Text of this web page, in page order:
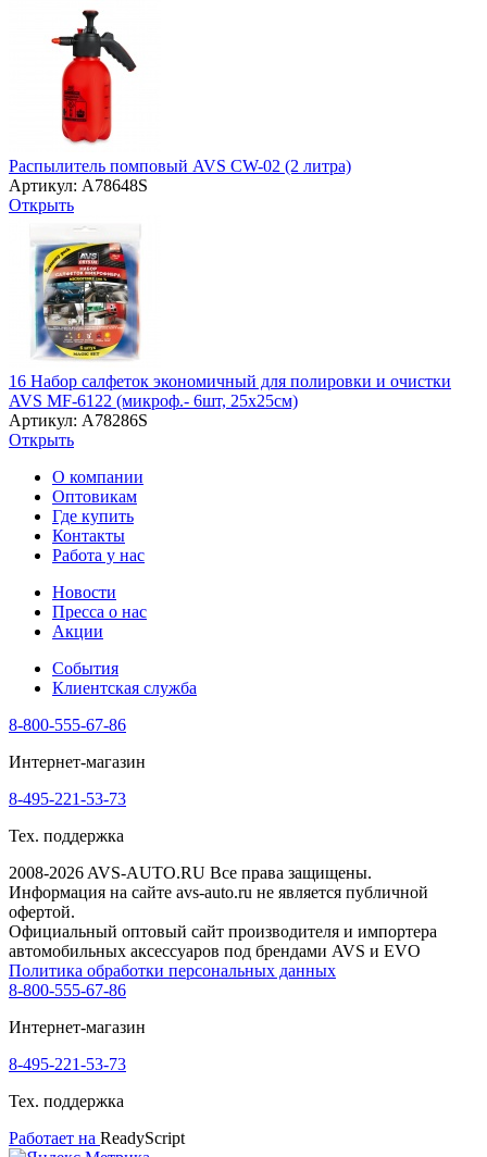
Распылитель помповый AVS CW-02 (2 литра)
Артикул: A78648S
Открыть
16 Набор салфеток экономичный для полировки и очистки
AVS MF-6122 (микроф.- 6шт, 25х25см)
Артикул: A78286S
Открыть
О компании
Оптовикам
Где купить
Контакты
Работа у нас
Новости
Пресса о нас
Акции
События
Клиентская служба
8-800-555-67-86
Интернет-магазин
8-495-221-53-73
Тех. поддержка
2008-2026 AVS-AUTO.RU Все права защищены.
Информация на сайте avs-auto.ru не является публичной
офертой.
Официальный оптовый сайт производителя и импортера
автомобильных аксессуаров под брендами AVS и EVO
Политика обработки персональных данных
8-800-555-67-86
Интернет-магазин
8-495-221-53-73
Тех. поддержка
Работает на ReadyScript